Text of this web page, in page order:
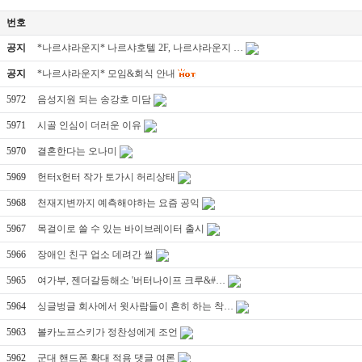
번호
공지 *나르샤라운지* 나르샤호텔 2F, 나르샤라운지 …
공지 *나르샤라운지* 모임&회식 안내
5972 음성지원 되는 송강호 미담
5971 시골 인심이 더러운 이유
5970 결혼한다는 오나미
5969 헌터x헌터 작가 토가시 허리상태
5968 천재지변까지 예측해야하는 요즘 공익
5967 목걸이로 쓸 수 있는 바이브레이터 출시
5966 장애인 친구 업소 데려간 썰
5965 여가부, 젠더갈등해소 '버터나이프 크루&#…
5964 싱글벙글 회사에서 윗사람들이 흔히 하는 착…
5963 볼카노프스키가 정찬성에게 조언
5962 군대 핸드폰 확대 적용 댓글 여론